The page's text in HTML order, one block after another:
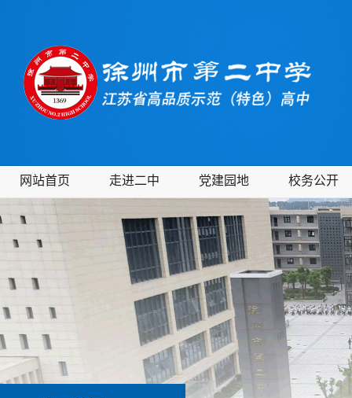
网站首页 走进二中 党建园地 校务公开